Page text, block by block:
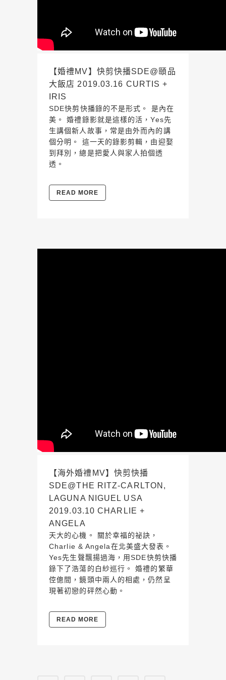
【婚禮MV】快剪快播SDE@頤品
大飯店 2019.03.16 CURTIS +
IRIS
SDE快剪快播錄的不是形式。 是內在
美。 婚禮錄影就是這樣的活，Yes先
生講個新人故事，常是由外而內的講
個分明。 這一天的錄影剪輯，由迎娶
到拜別，總是把愛人與家人拍個透
透。
READ MORE
【海外婚禮MV】快剪快播
SDE@THE RITZ-CARLTON,
LAGUNA NIGUEL USA
2019.03.10 CHARLIE +
ANGELA
天大的心機。 關於幸福的祕訣，
Charlie & Angela在北美盛大發表。
Yes先生聲飄揚過海，用SDE快剪快播
錄下了浩蕩的白紗巡行。 婚禮的繁華
倥傯間，鏡頭中兩人的相處，仍然呈
現著初戀的砰然心動。
READ MORE